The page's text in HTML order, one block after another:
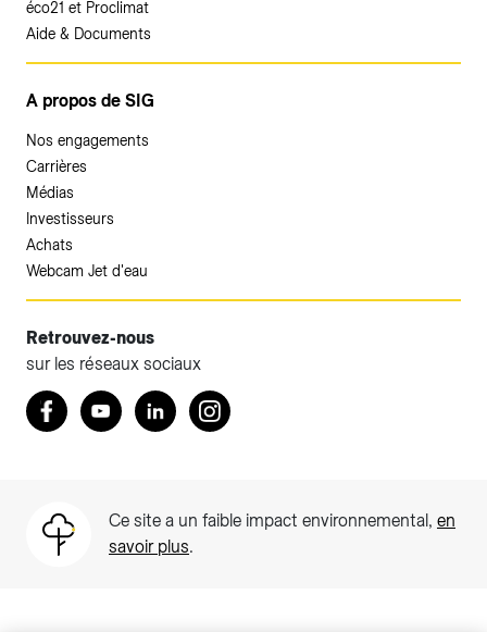
éco21 et Proclimat
Aide & Documents
A propos de SIG
Nos engagements
Carrières
Médias
Investisseurs
Achats
Webcam Jet d'eau
Retrouvez-nous
sur les réseaux sociaux
Retrouvez nous sur Facebook
YoutubeLinkedInInstagram
Ce site a un faible impact environnemental, en
savoir plus.
Accéder à votre espace client SIG.
Votre espace client SIG n'est pas optimisé pour une
Particuliers)